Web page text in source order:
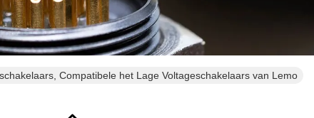
Compatibele het Lage Voltageschakelaars van Lemo